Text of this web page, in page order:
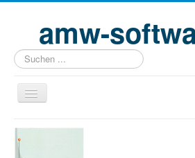
amw-
Suchen
...
Home